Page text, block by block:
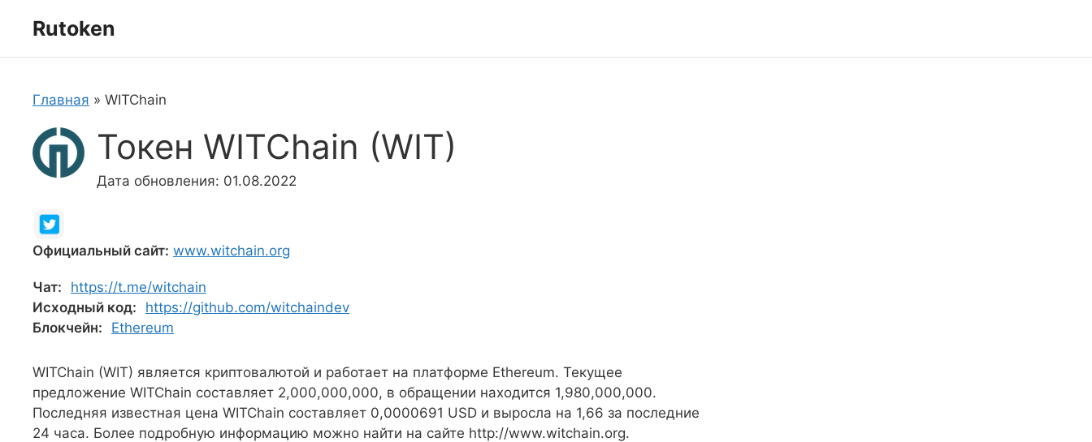
Rutoken
Главная » WITChain
Токен WITChain (WIT)
Дата обновления: 01.08.2022
Официальный сайт: www.witchain.org
Чат:
https://t.me/witchain
Исходный код:
https://github.com/witchaindev
Блокчейн:
Ethereum
WITChain (WIT) является криптовалютой и работает на платформе Ethereum. Текущее
предложение WITChain составляет 2,000,000,000, в обращении находится 1,980,000,000.
Последняя известная цена WITChain составляет 0,0000691 USD и выросла на 1,66 за последние
24 часа. Более подробную информацию можно найти на сайте http://www.witchain.org.